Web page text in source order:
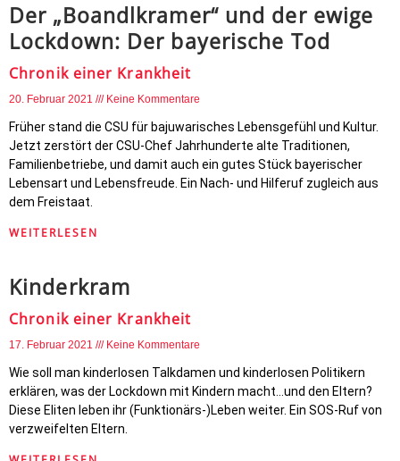
Der „Boandlkramer“ und der ewige
Lockdown: Der bayerische Tod
Chronik einer Krankheit
20. Februar 2021 Keine Kommentare
Früher stand die CSU für bajuwarisches Lebensgefühl und Kultur.
Jetzt zerstört der CSU-Chef Jahrhunderte alte Traditionen,
Familienbetriebe, und damit auch ein gutes Stück bayerischer
Lebensart und Lebensfreude. Ein Nach- und Hilferuf zugleich aus
dem Freistaat.
WEITERLESEN
Kinderkram
Chronik einer Krankheit
17. Februar 2021 Keine Kommentare
Wie soll man kinderlosen Talkdamen und kinderlosen Politikern
erklären, was der Lockdown mit Kindern macht…und den Eltern?
Diese Eliten leben ihr (Funktionärs-)Leben weiter. Ein SOS-Ruf von
verzweifelten Eltern.